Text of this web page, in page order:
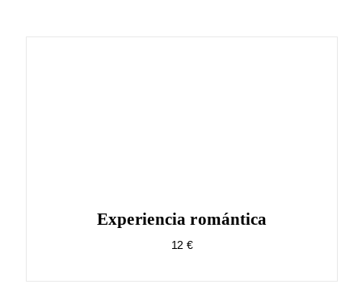
Experiencia romántica
12 €